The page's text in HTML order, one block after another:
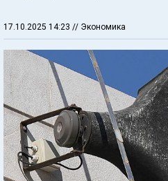
17.10.2025 14:23 // Экономика